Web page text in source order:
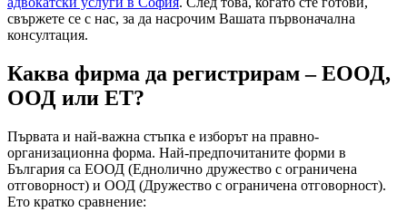
свържете се с нас, за да насрочим Вашата първоначална
консултация.
Каква фирма да регистрирам – ЕООД,
ООД или ЕТ?
Първата и най-важна стъпка е изборът на правно-
организационна форма. Най-предпочитаните форми в
България са ЕООД (Еднолично дружество с ограничена
отговорност) и ООД (Дружество с ограничена отговорност).
Ето кратко сравнение: